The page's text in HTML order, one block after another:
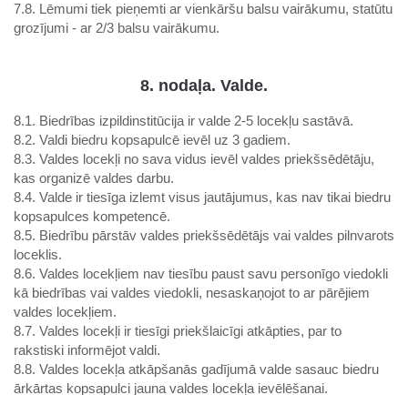
7.8. Lēmumi tiek pieņemti ar vienkāršu balsu vairākumu, statūtu
grozījumi - ar 2/3 balsu vairākumu.
8. nodaļa. Valde.
8.1. Biedrības izpildinstitūcija ir valde 2-5 locekļu sastāvā.
8.2. Valdi biedru kopsapulcē ievēl uz 3 gadiem.
8.3. Valdes locekļi no sava vidus ievēl valdes priekšsēdētāju,
kas organizē valdes darbu.
8.4. Valde ir tiesīga izlemt visus jautājumus, kas nav tikai biedru
kopsapulces kompetencē.
8.5. Biedrību pārstāv valdes priekšsēdētājs vai valdes pilnvarots
loceklis.
8.6. Valdes locekļiem nav tiesību paust savu personīgo viedokli
kā biedrības vai valdes viedokli, nesaskaņojot to ar pārējiem
valdes locekļiem.
8.7. Valdes locekļi ir tiesīgi priekšlaicīgi atkāpties, par to
rakstiski informējot valdi.
8.8. Valdes locekļa atkāpšanās gadījumā valde sasauc biedru
ārkārtas kopsapulci jauna valdes locekļa ievēlēšanai.